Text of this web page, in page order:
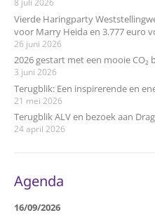
8 juli 2026
Vierde Haringparty
voor Marry Heida en 3.777 euro
26 juni 2026
2026 gestart met een mooie CO₂
3 juni 2026
Terugblik: Een inspirerende en
21 mei 2026
Terugblik ALV en bezoek aan
24 april 2026
Agenda
16/09/2026